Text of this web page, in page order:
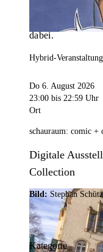
umfangreichste
dabei.
Hybrid-Veranstaltung
Do 6. August 2026
23:00 bis 22:59 Uhr
Ort
schauraum: comic +
Digitale
Collection
Bild: Stephan
Kategorie